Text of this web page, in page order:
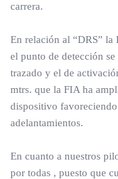
carrera.
En relación al “DRS”
el punto de detección
trazado y el de
mtrs. que la FIA ha
dispositivo
adelantamientos.
En cuanto a nuestros
por todas , puesto que